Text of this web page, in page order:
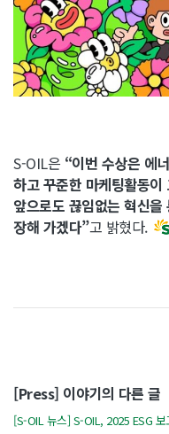
S-OIL은 “이번 수상은 에
하고 꾸준한 마케팅활동
앞으로도 끊임없는 혁신
장해 가겠다”고 밝혔다.
[Press] 이야기의 다른 글
[S-OIL 뉴스] S-OIL, 2025 ESG